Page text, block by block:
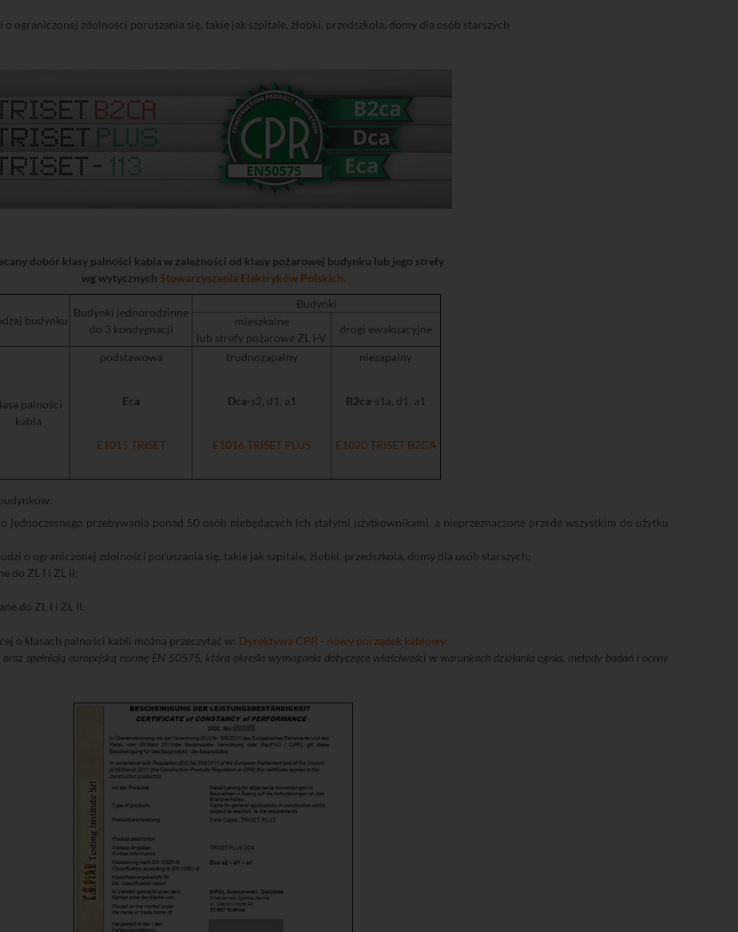
ograniczonej zdolności poruszania się, takie jak szpitale, żłobki, przedszkola, domy dla osób starszych
dobór klasy palności kabla w zależności od klasy pożarowej budynku lub jego strefy
wg wytycznych Stowarzyszenia Elektryków Polskich.
budynku
Budynki jednorodzinne
do 3 kondygnacji
Budynki
mieszkalne
lub strefy pożarowe ZL I-V
drogi ewakuacyjne
palności
kabla
podstawowa
Eca
E1015 TRISET
trudnozapalny
Dca-s2, d1, a1
E1016 TRISET PLUS
niezapalny
B2ca-s1a, d1, a1
E1020 TRISET B2CA
jednoczesnego przebywania ponad 50 osób niebędących ich stałymi użytkownikami, a nieprzeznaczone przede wszystkim do użytku
o ograniczonej zdolności poruszania się, takie jak szpitale, żłobki, przedszkola, domy dla osób starszych;
do ZL I i ZL II;
do ZL I i ZL II.
o klasach palności kabli można przeczytać w: Dyrektywa CPR - nowy porządek kablowy.
oraz spełniają europejską normę EN 50575, która określa wymagania dotyczące właściwości w warunkach działania ognia, metody badań i oceny